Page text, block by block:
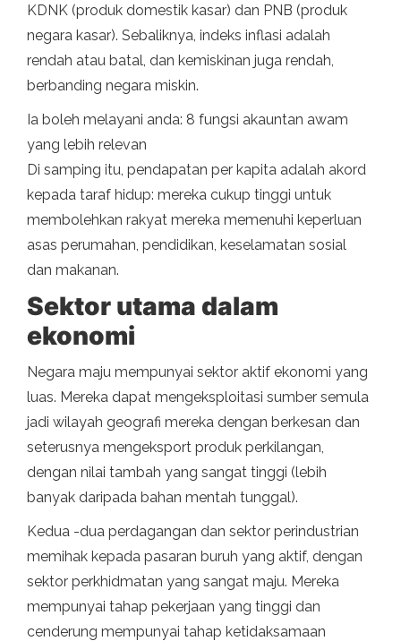
KDNK (produk domestik kasar) dan PNB (produk
negara kasar). Sebaliknya, indeks inflasi adalah
rendah atau batal, dan kemiskinan juga rendah,
berbanding negara miskin.
Ia boleh melayani anda: 8 fungsi akauntan awam
yang lebih relevan
Di samping itu, pendapatan per kapita adalah akord
kepada taraf hidup: mereka cukup tinggi untuk
membolehkan rakyat mereka memenuhi keperluan
asas perumahan, pendidikan, keselamatan sosial
dan makanan.
Sektor utama dalam
ekonomi
Negara maju mempunyai sektor aktif ekonomi yang
luas. Mereka dapat mengeksploitasi sumber semula
jadi wilayah geografi mereka dengan berkesan dan
seterusnya mengeksport produk perkilangan,
dengan nilai tambah yang sangat tinggi (lebih
banyak daripada bahan mentah tunggal).
Kedua -dua perdagangan dan sektor perindustrian
memihak kepada pasaran buruh yang aktif, dengan
sektor perkhidmatan yang sangat maju. Mereka
mempunyai tahap pekerjaan yang tinggi dan
cenderung mempunyai tahap ketidaksamaan